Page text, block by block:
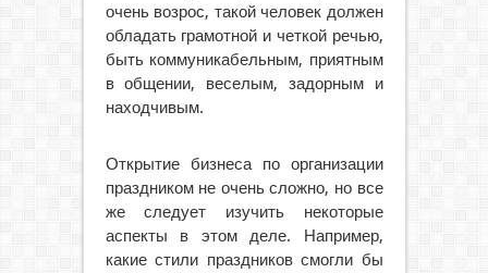
очень возрос, такой человек должен
обладать грамотной и четкой речью,
быть коммуникабельным, приятным
в общении, веселым, задорным и
находчивым.
Открытие бизнеса по организации
праздником не очень сложно, но все
же следует изучить некоторые
аспекты в этом деле. Например,
какие стили праздников смогли бы